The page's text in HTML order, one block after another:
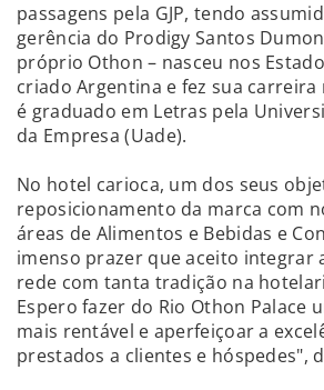
passagens pela GJP, tendo
gerência do Prodigy Santos
próprio Othon – nasceu nos
criado Argentina e fez sua
é graduado em Letras pela
da Empresa (Uade).
No hotel carioca, um dos seus
reposicionamento da marca com
áreas de Alimentos e Bebidas e
imenso prazer que aceito integrar
rede com tanta tradição na
Espero fazer do Rio Othon Palace
mais rentável e aperfeiçoar a
prestados a clientes e hóspedes",